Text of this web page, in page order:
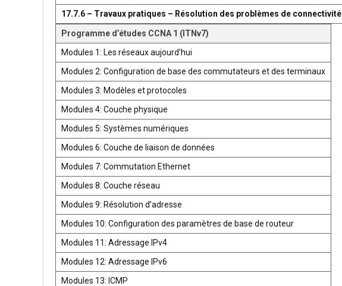
17.7.6 – Travaux pratiques – Résolution des problèmes de connectivité
Programme d’études CCNA 1 (ITNv7)
Modules 1: Les réseaux aujourd’hui
Modules 2: Configuration de base des commutateurs et des terminaux
Modules 3: Modèles et protocoles
Modules 4: Couche physique
Modules 5: Systèmes numériques
Modules 6: Couche de liaison de données
Modules 7: Commutation Ethernet
Modules 8: Couche réseau
Modules 9: Résolution d’adresse
Modules 10: Configuration des paramètres de base de routeur
Modules 11: Adressage IPv4
Modules 12: Adressage IPv6
Modules 13: ICMP